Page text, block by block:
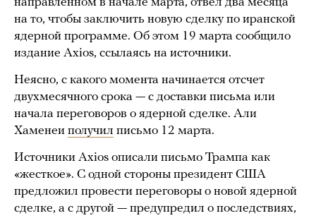
на то, чтобы заключить новую сделку по иранской
ядерной программе. Об этом 19 марта сообщило
издание Axios, ссылаясь на источники.
Неясно, с какого момента начинается отсчет
двухмесячного срока — с доставки письма или
начала переговоров о ядерной сделке. Али
Хаменеи получил письмо 12 марта.
Источники Axios описали письмо Трампа как
«жесткое». С одной стороны президент США
предложил провести переговоры о новой ядерной
сделке, а с другой — предупредил о последствиях,